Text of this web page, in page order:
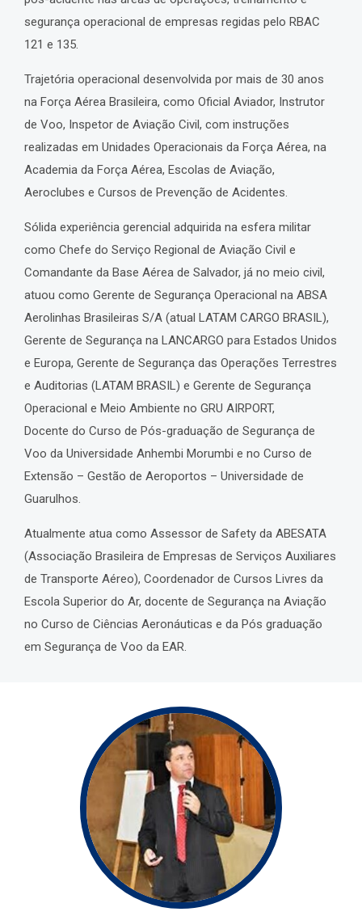
segurança operacional de empresas regidas pelo RBAC
121 e 135.
Trajetória operacional desenvolvida por mais de 30 anos
na Força Aérea Brasileira, como Oficial Aviador, Instrutor
de Voo, Inspetor de Aviação Civil, com instruções
realizadas em Unidades Operacionais da Força Aérea, na
Academia da Força Aérea, Escolas de Aviação,
Aeroclubes e Cursos de Prevenção de Acidentes.
Sólida experiência gerencial adquirida na esfera militar
como Chefe do Serviço Regional de Aviação Civil e
Comandante da Base Aérea de Salvador, já no meio civil,
atuou como Gerente de Segurança Operacional na ABSA
Aerolinhas Brasileiras S/A (atual LATAM CARGO BRASIL),
Gerente de Segurança na LANCARGO para Estados Unidos
e Europa, Gerente de Segurança das Operações Terrestres
e Auditorias (LATAM BRASIL) e Gerente de Segurança
Operacional e Meio Ambiente no GRU AIRPORT,
Docente do Curso de Pós-graduação de Segurança de
Voo da Universidade Anhembi Morumbi e no Curso de
Extensão – Gestão de Aeroportos – Universidade de
Guarulhos.
Atualmente atua como Assessor de Safety da ABESATA
(Associação Brasileira de Empresas de Serviços Auxiliares
de Transporte Aéreo), Coordenador de Cursos Livres da
Escola Superior do Ar, docente de Segurança na Aviação
no Curso de Ciências Aeronáuticas e da Pós graduação
em Segurança de Voo da EAR.